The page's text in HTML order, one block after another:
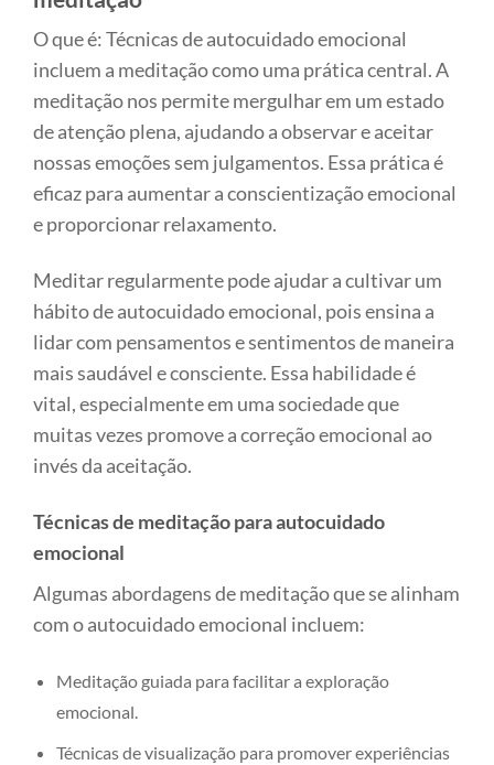
O que é: Técnicas de autocuidado emocional
incluem a meditação como uma prática central. A
meditação nos permite mergulhar em um estado
de atenção plena, ajudando a observar e aceitar
nossas emoções sem julgamentos. Essa prática é
eficaz para aumentar a conscientização emocional
e proporcionar relaxamento.
Meditar regularmente pode ajudar a cultivar um
hábito de autocuidado emocional, pois ensina a
lidar com pensamentos e sentimentos de maneira
mais saudável e consciente. Essa habilidade é
vital, especialmente em uma sociedade que
muitas vezes promove a correção emocional ao
invés da aceitação.
Técnicas de meditação para autocuidado
emocional
Algumas abordagens de meditação que se alinham
com o autocuidado emocional incluem:
Meditação guiada para facilitar a exploração
emocional.
Técnicas de visualização para promover experiências